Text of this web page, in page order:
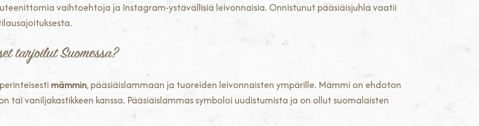
vaihtoehtoja ja Instagram-ystävällisiä leivonnaisia. Onnistunut pääsiäisjuhla vaatii
tarjoilut Suomessa?
mämmin, pääsiäislammaan ja tuoreiden leivonnaisten ympärille. Mämmi on ehdoton
tai vaniljakastikkeen kanssa. Pääsiäislammas symboloi uudistumista ja on ollut suomalaisten